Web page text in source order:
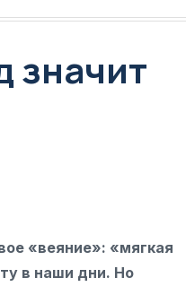
значит
«веяние»: «мягкая
в наши дни. Но